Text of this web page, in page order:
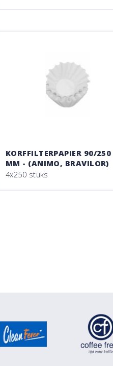
KORFFILTERPAPIER 90/250
MM - (ANIMO, BRAVILOR)
4x250 stuks